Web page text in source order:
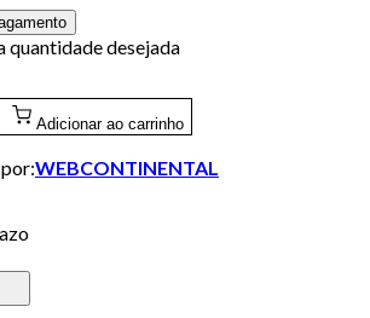
quantidade desejada
Adicionar ao carrinho
WEBCONTINENTAL